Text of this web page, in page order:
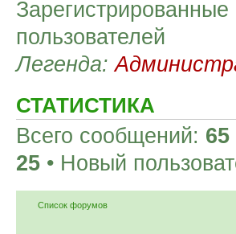
Зарегистрированные
пользователей
Легенда:
СТАТИСТИКА
Всего сообщений: 65
25 • Новый
Список форумов